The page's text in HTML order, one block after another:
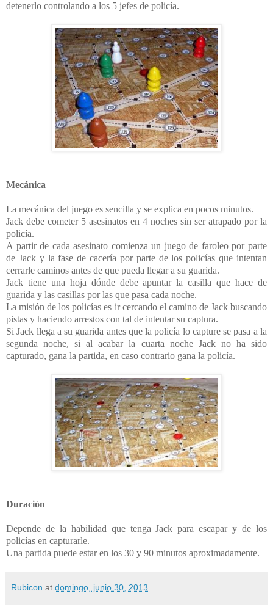
detenerlo controlando a los 5 jefes de policía.
Mecánica
La mecánica del juego es sencilla y se explica en pocos minutos.
Jack debe cometer 5 asesinatos en 4 noches sin ser atrapado por la
policía.
A partir de cada asesinato comienza un juego de faroleo por parte
de Jack y la fase de cacería por parte de los policías que intentan
cerrarle caminos antes de que pueda llegar a su guarida.
Jack tiene una hoja dónde debe apuntar la casilla que hace de
guarida y las casillas por las que pasa cada noche.
La misión de los policías es ir cercando el camino de Jack buscando
pistas y haciendo arrestos con tal de intentar su captura.
Si Jack llega a su guarida antes que la policía lo capture se pasa a la
segunda noche, si al acabar la cuarta noche Jack no ha sido
capturado, gana la partida, en caso contrario gana la policía.
Duración
Depende de la habilidad que tenga Jack para escapar y de los
policías en capturarle.
Una partida puede estar en los 30 y 90 minutos aproximadamente.
Rubicon at domingo, junio 30, 2013